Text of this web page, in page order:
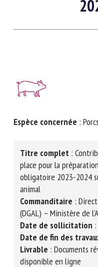
Espèce concernée: Porcs
Titre complet :
en place pour la
porcine obligatoire
bien-être animal
Commanditaire :
(DGAL) – Ministère de
Date de sollicitation
Date de fin des
Livrable : Documents
officiel disponible en
notre newsletter :
Prénom *
E-mail *
En soumettant ce
informations saisies
relation avec le CNR BEA. *
Les champs suivis de *